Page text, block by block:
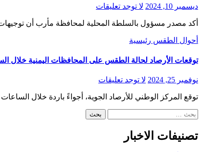
ديسمبر 10, 2024 لا توجد تعليقات
أكد مصدر مسؤول بالسلطة المحلية لمحافظة مأرب أن
أحوال الطقس رئيسية
توقعات الأرصاد لحالة الطقس على المحافظات اليمنية خلال
نوفمبر 25, 2024 لا توجد تعليقات
توقع المركز الوطني للأرصاد الجوية، أجواءً باردة خلال الساعات القادمة والصباح
البحث
تصنيفات الاخبار